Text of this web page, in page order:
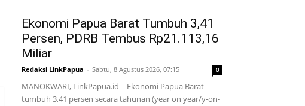
Ekonomi Papua Barat Tumbuh 3,41
Persen, PDRB Tembus Rp21.113,16
Miliar
Redaksi LinkPapua - Sabtu, 8 Agustus 2026, 07:15 0
MANOKWARI, LinkPapua.id – Ekonomi Papua Barat
tumbuh 3,41 persen secara tahunan (year on year/y-on-